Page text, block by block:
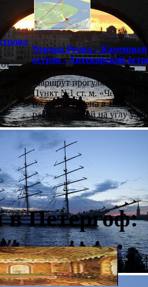
Черная Речка – Каменный
остров - Аптекарский
Маршрут прогулки
Пункт №1 ст. м. «Черная
(была построена в 1982
расположенной на углу
в Петергоф: